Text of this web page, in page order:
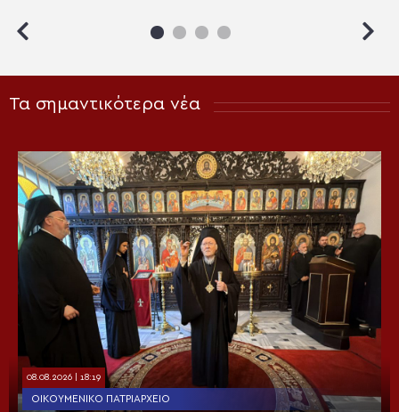
Τα σημαντικότερα νέα
08.08.2026 | 18:19
ΟΙΚΟΥΜΕΝΙΚΌ ΠΑΤΡΙΑΡΧΕΊΟ